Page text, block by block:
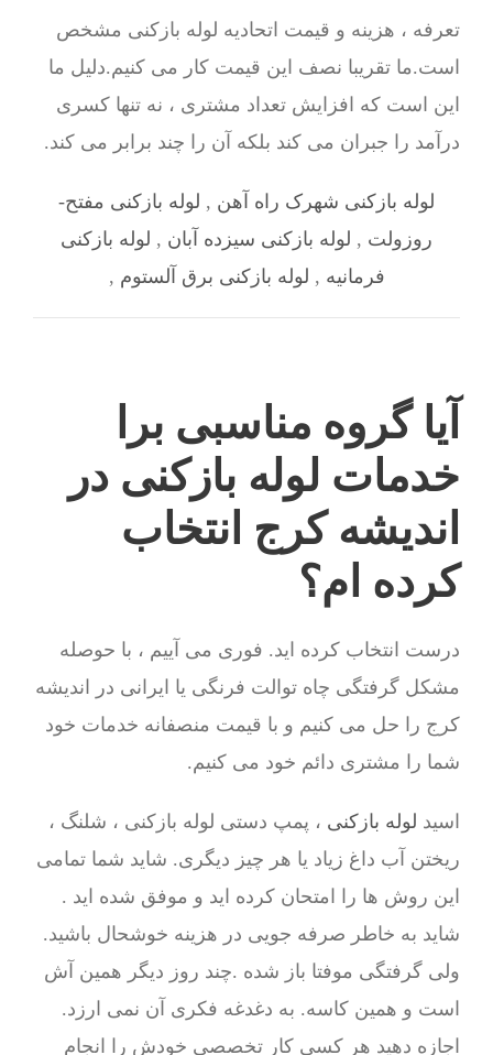
تعرفه ، هزینه و قیمت اتحادیه لوله بازکنی مشخص
است.ما تقریبا نصف این قیمت کار می کنیم.دلیل ما
این است که افزایش تعداد مشتری ، نه تنها کسری
درآمد را جبران می کند بلکه آن را چند برابر می کند.
لوله بازکنی شهرک راه آهن , لوله بازکنی مفتح-
روزولت , لوله بازکنی سیزده آبان , لوله بازکنی
فرمانیه , لوله بازکنی برق آلستوم ,
آیا گروه مناسبی برا
خدمات لوله بازکنی در
اندیشه کرج انتخاب
کرده ام؟
درست انتخاب کرده اید. فوری می آییم ، با حوصله
مشکل گرفتگی چاه توالت فرنگی یا ایرانی در اندیشه
کرج را حل می کنیم و با قیمت منصفانه خدمات خود
شما را مشتری دائم خود می کنیم.
اسید لوله بازکنی ، پمپ دستی لوله بازکنی ، شلنگ ،
ریختن آب داغ زیاد یا هر چیز دیگری. شاید شما تمامی
این روش ها را امتحان کرده اید و موفق شده اید .
شاید به خاطر صرفه جویی در هزینه خوشحال باشید.
ولی گرفتگی موفتا باز شده .چند روز دیگر همین آش
است و همین کاسه. به دغدغه فکری آن نمی ارزد.
اجازه دهید هر کسی کار تخصصی خودش را انجام